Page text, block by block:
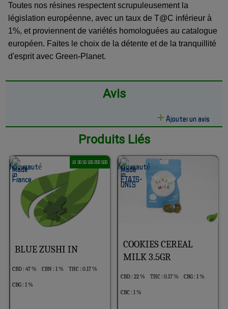
Toutes nos résines respectent scrupuleusement la
législation européenne, avec un taux de T@C inférieur à
1%, et proviennent de variétés homologuées au catalogue
européen. Faites le choix de la détente et de la tranquillité
d'esprit avec Green-Planet.
Avis
Ajouter un avis
Produits Liés
1G 3G 5G 10G 20G 50G
BLUE ZUSHI IN
CBD : 47 % CBN : 1 % THC : 0.17 %
CBG : 1 %
COOKIES CEREAL
MILK 3.5GR
CBD : 22 % THC : 0.17 % CBG : 1 %
CBC : 1 %